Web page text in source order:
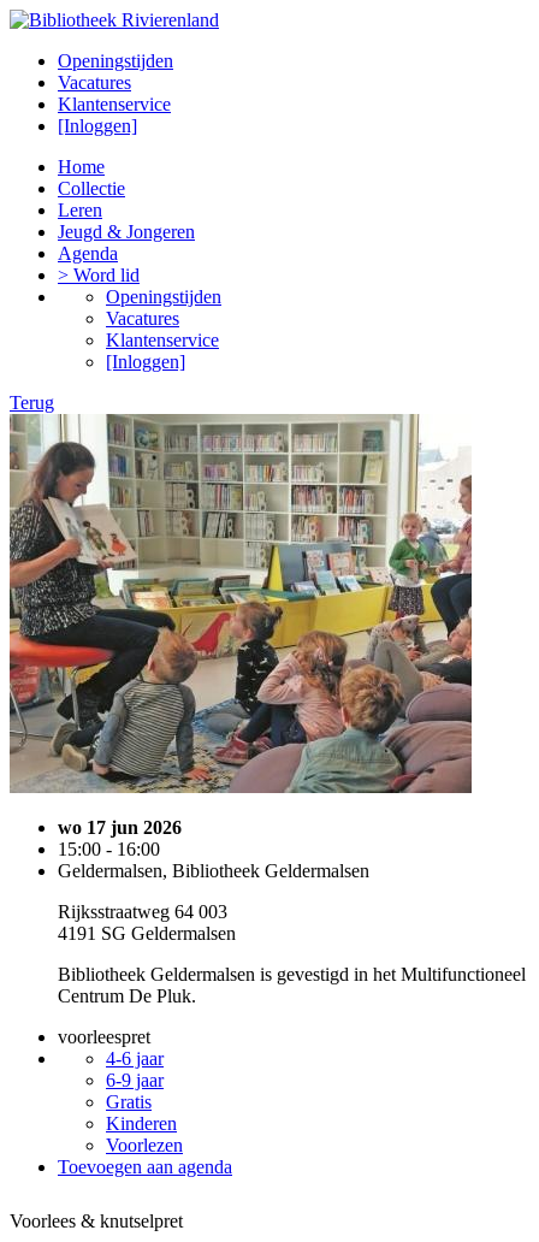
Openingstijden
Vacatures
Klantenservice
[Inloggen]
Home
Collectie
Leren
Jeugd & Jongeren
Agenda
> Word lid
Openingstijden
Vacatures
Klantenservice
[Inloggen]
Terug
wo 17 jun 2026
15:00 - 16:00
Geldermalsen, Bibliotheek Geldermalsen
Rijksstraatweg 64 003
4191 SG Geldermalsen
Bibliotheek Geldermalsen is gevestigd in het Multifunctioneel
Centrum De Pluk.
voorleespret
4-6 jaar
6-9 jaar
Gratis
Kinderen
Voorlezen
Toevoegen aan agenda
Voorlees & knutselpret